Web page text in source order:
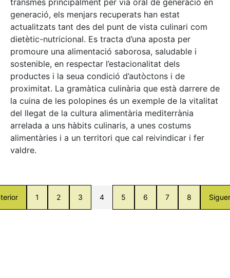
generació, els menjars recuperats han estat
actualitzats tant des del punt de vista culinari com
dietètic-nutricional. Es tracta d’una aposta per
promoure una alimentació saborosa, saludable i
sostenible, en respectar l’estacionalitat dels
productes i la seua condició d’autòctons i de
proximitat. La gramàtica culinària que està darrere de
la cuina de les polopines és un exemple de la vitalitat
del llegat de la cultura alimentària mediterrània
arrelada a uns hàbits culinaris, a unes costums
alimentàries i a un territori que cal reivindicar i fer
valdre.
1 2 3 4 5 6 7 8